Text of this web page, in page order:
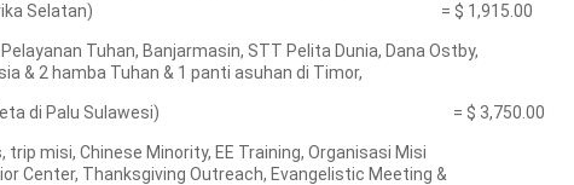
(Afrika Selatan) = $ 1,915.00
Tuhan, Banjarmasin, STT Pelita Dunia, Dana Ostby,
2 hamba Tuhan & 1 panti asuhan di Timor,
di Palu Sulawesi) = $ 3,750.00
trip misi, Chinese Minority, EE Training, Organisasi Misi
Thanksgiving Outreach, Evangelistic Meeting &